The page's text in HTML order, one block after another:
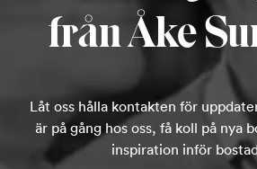
från Åke
Låt oss hålla kontakten för
är på gång hos oss, få koll på nya
inspiration inför